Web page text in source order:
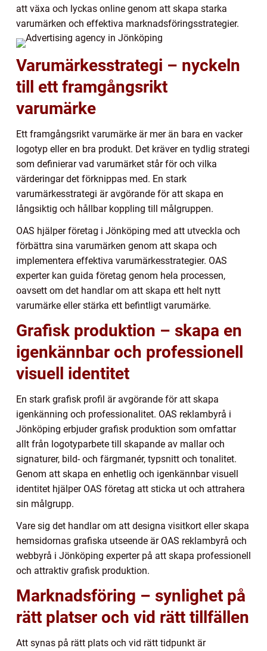
att växa och lyckas online genom att skapa starka
varumärken och effektiva marknadsföringsstrategier.
Varumärkesstrategi – nyckeln
till ett framgångsrikt
varumärke
Ett framgångsrikt varumärke är mer än bara en vacker
logotyp eller en bra produkt. Det kräver en tydlig strategi
som definierar vad varumärket står för och vilka
värderingar det förknippas med. En stark
varumärkesstrategi är avgörande för att skapa en
långsiktig och hållbar koppling till målgruppen.
OAS hjälper företag i Jönköping med att utveckla och
förbättra sina varumärken genom att skapa och
implementera effektiva varumärkesstrategier. OAS
experter kan guida företag genom hela processen,
oavsett om det handlar om att skapa ett helt nytt
varumärke eller stärka ett befintligt varumärke.
Grafisk produktion – skapa en
igenkännbar och professionell
visuell identitet
En stark grafisk profil är avgörande för att skapa
igenkänning och professionalitet. OAS reklambyrå i
Jönköping erbjuder grafisk produktion som omfattar
allt från logotyparbete till skapande av mallar och
signaturer, bild- och färgmanér, typsnitt och tonalitet.
Genom att skapa en enhetlig och igenkännbar visuell
identitet hjälper OAS företag att sticka ut och attrahera
sin målgrupp.
Vare sig det handlar om att designa visitkort eller skapa
hemsidornas grafiska utseende är OAS reklambyrå och
webbyrå i Jönköping experter på att skapa professionell
och attraktiv grafisk produktion.
Marknadsföring – synlighet på
rätt platser och vid rätt tillfällen
Att synas på rätt plats och vid rätt tidpunkt är